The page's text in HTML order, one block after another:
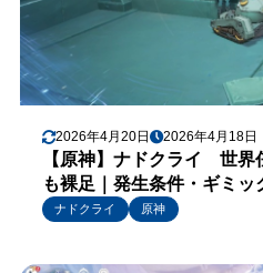
2026年4月20日 2026年4月18日
【原神】ナドクライ 世界
も裸足｜発生条件・ギミッ
ナドクライ
原神